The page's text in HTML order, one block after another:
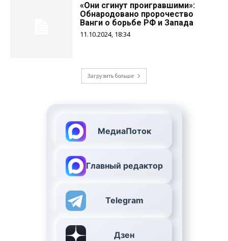
«Они сгинут проигравшими»:
Обнародовано пророчество
Ванги о борьбе РФ и Запада
11.10.2024, 18:34
Загрузить больше
МедиаПоток
Главный редактор
Telegram
Дзен